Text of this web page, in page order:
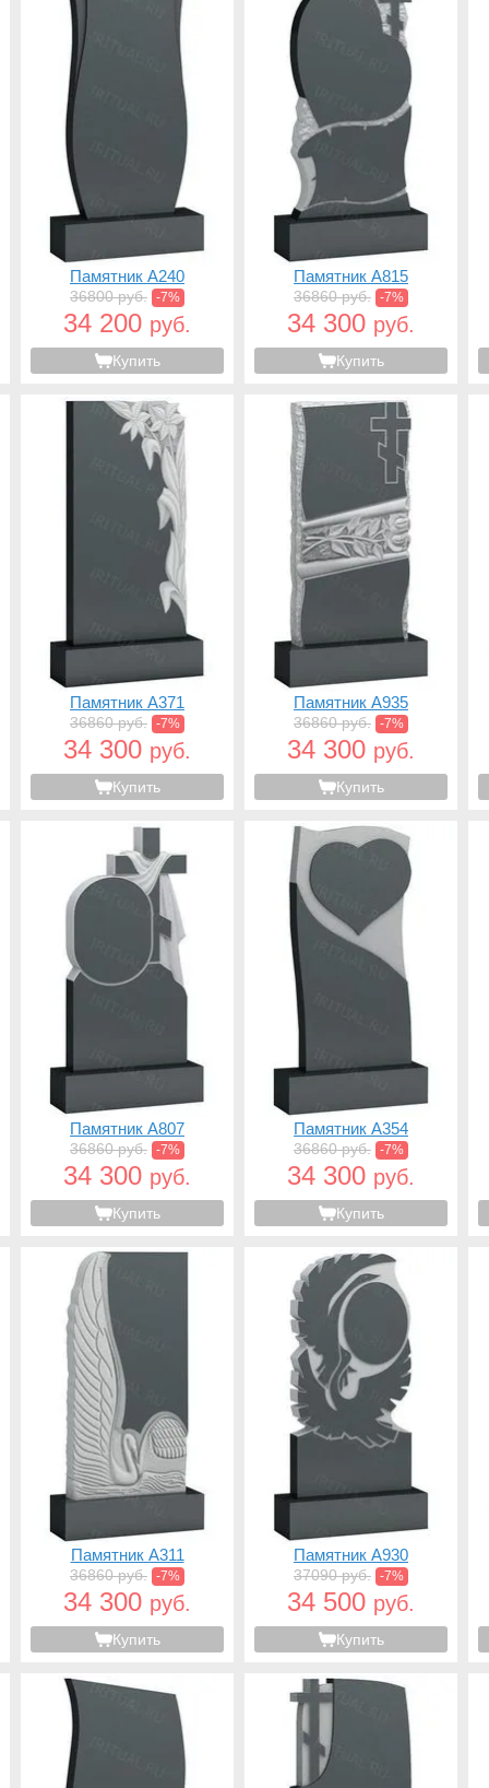
Памятник A240
36800 руб. -7%
34 200 руб.
Купить
Памятник A815
36860 руб. -7%
34 300 руб.
Купить
Памятник A371
36860 руб. -7%
34 300 руб.
Купить
Памятник A935
36860 руб. -7%
34 300 руб.
Купить
Памятник A807
36860 руб. -7%
34 300 руб.
Купить
Памятник A354
36860 руб. -7%
34 300 руб.
Купить
Памятник A311
36860 руб. -7%
34 300 руб.
Купить
Памятник A930
37090 руб. -7%
34 500 руб.
Купить